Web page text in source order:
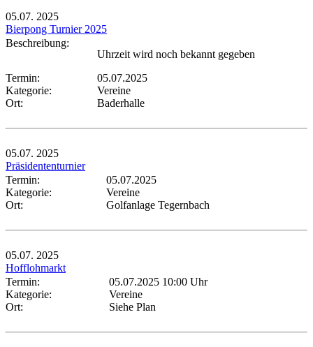
05.07. 2025
Bierpong Turnier 2025
Beschreibung:
Uhrzeit wird noch bekannt gegeben
Termin:
05.07.2025
Kategorie:
Vereine
Ort:
Baderhalle
05.07. 2025
Präsidententurnier
Termin:
05.07.2025
Kategorie:
Vereine
Ort:
Golfanlage Tegernbach
05.07. 2025
Hofflohmarkt
Termin:
05.07.2025 10:00 Uhr
Kategorie:
Vereine
Ort:
Siehe Plan